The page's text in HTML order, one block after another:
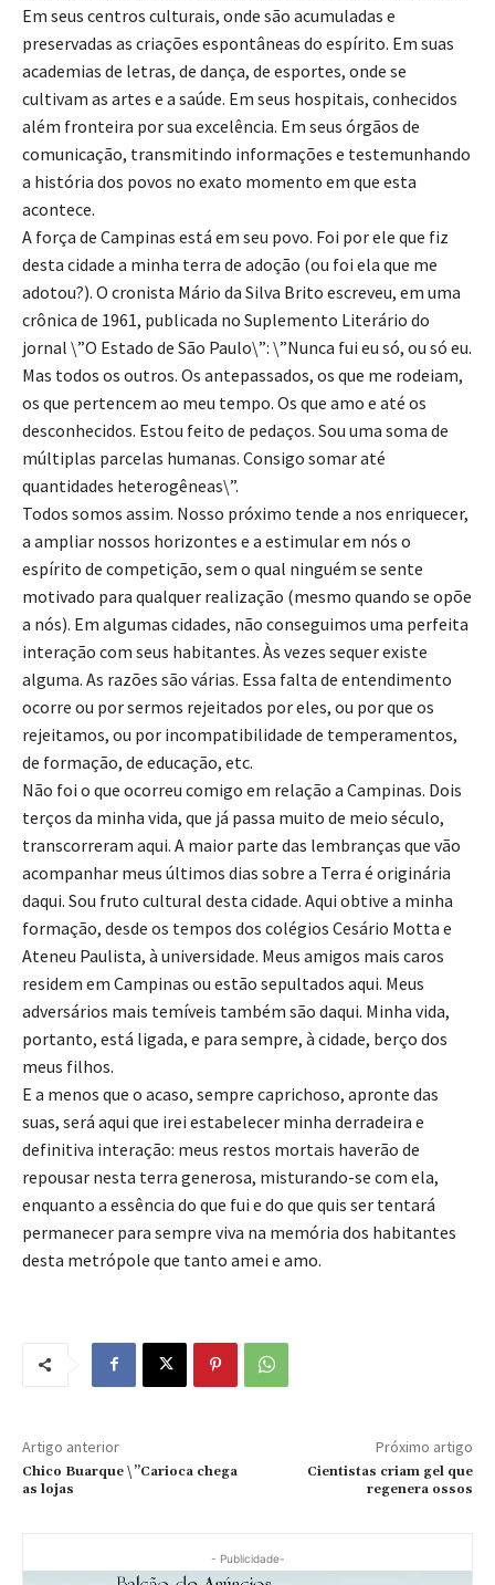
Em seus centros culturais, onde são acumuladas e
preservadas as criações espontâneas do espírito. Em suas
academias de letras, de dança, de esportes, onde se
cultivam as artes e a saúde. Em seus hospitais, conhecidos
além fronteira por sua excelência. Em seus órgãos de
comunicação, transmitindo informações e testemunhando
a história dos povos no exato momento em que esta
acontece.
A força de Campinas está em seu povo. Foi por ele que fiz
desta cidade a minha terra de adoção (ou foi ela que me
adotou?). O cronista Mário da Silva Brito escreveu, em uma
crônica de 1961, publicada no Suplemento Literário do
jornal \”O Estado de São Paulo\”: \”Nunca fui eu só, ou só eu.
Mas todos os outros. Os antepassados, os que me rodeiam,
os que pertencem ao meu tempo. Os que amo e até os
desconhecidos. Estou feito de pedaços. Sou uma soma de
múltiplas parcelas humanas. Consigo somar até
quantidades heterogêneas\”.
Todos somos assim. Nosso próximo tende a nos enriquecer,
a ampliar nossos horizontes e a estimular em nós o
espírito de competição, sem o qual ninguém se sente
motivado para qualquer realização (mesmo quando se opõe
a nós). Em algumas cidades, não conseguimos uma perfeita
interação com seus habitantes. Às vezes sequer existe
alguma. As razões são várias. Essa falta de entendimento
ocorre ou por sermos rejeitados por eles, ou por que os
rejeitamos, ou por incompatibilidade de temperamentos,
de formação, de educação, etc.
Não foi o que ocorreu comigo em relação a Campinas. Dois
terços da minha vida, que já passa muito de meio século,
transcorreram aqui. A maior parte das lembranças que vão
acompanhar meus últimos dias sobre a Terra é originária
daqui. Sou fruto cultural desta cidade. Aqui obtive a minha
formação, desde os tempos dos colégios Cesário Motta e
Ateneu Paulista, à universidade. Meus amigos mais caros
residem em Campinas ou estão sepultados aqui. Meus
adversários mais temíveis também são daqui. Minha vida,
portanto, está ligada, e para sempre, à cidade, berço dos
meus filhos.
E a menos que o acaso, sempre caprichoso, apronte das
suas, será aqui que irei estabelecer minha derradeira e
definitiva interação: meus restos mortais haverão de
repousar nesta terra generosa, misturando-se com ela,
enquanto a essência do que fui e do que quis ser tentará
permanecer para sempre viva na memória dos habitantes
desta metrópole que tanto amei e amo.
Artigo anterior
Chico Buarque \”Carioca chega
as lojas
Próximo artigo
Cientistas criam gel que
regenera ossos
- Publicidade-